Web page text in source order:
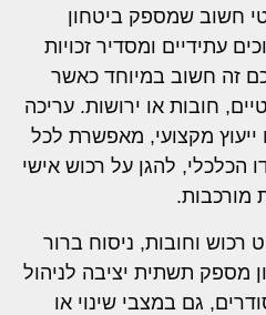
חשוב שמספק ביטחון
עתידיים ומסדיר זכויות
זה חשוב במיוחד כאשר
חובות או ירושות. עריכה
מקצועי, מאפשרת לכל
להגן על רכוש אישי
מורכבות.
רכוש וחובות, ניסוח ברור
מספק תשתית יציבה לניהול
גם במצבי שינוי או